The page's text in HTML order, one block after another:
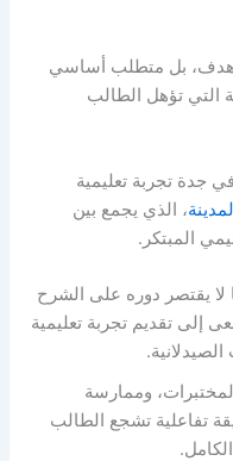
هدف، بل متطلب أساسي
التي تؤهل الطالب
جدة تجربة تعليمية
، الذي يجمع بين
المبتكر.
يقتصر دوره على الشرح
إلى تقديم تجربة تعليمية
وممارسة
تفاعلية تشجع الطالب